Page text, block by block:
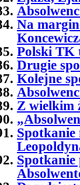
Na
Polski TK
Drugie
Kolejne
Z wielkim
Spotkanie
Spotkanie